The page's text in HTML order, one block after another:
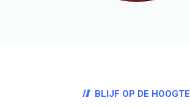
BLIJF OP DE HOOGTE